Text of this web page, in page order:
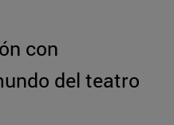
con
del teatro